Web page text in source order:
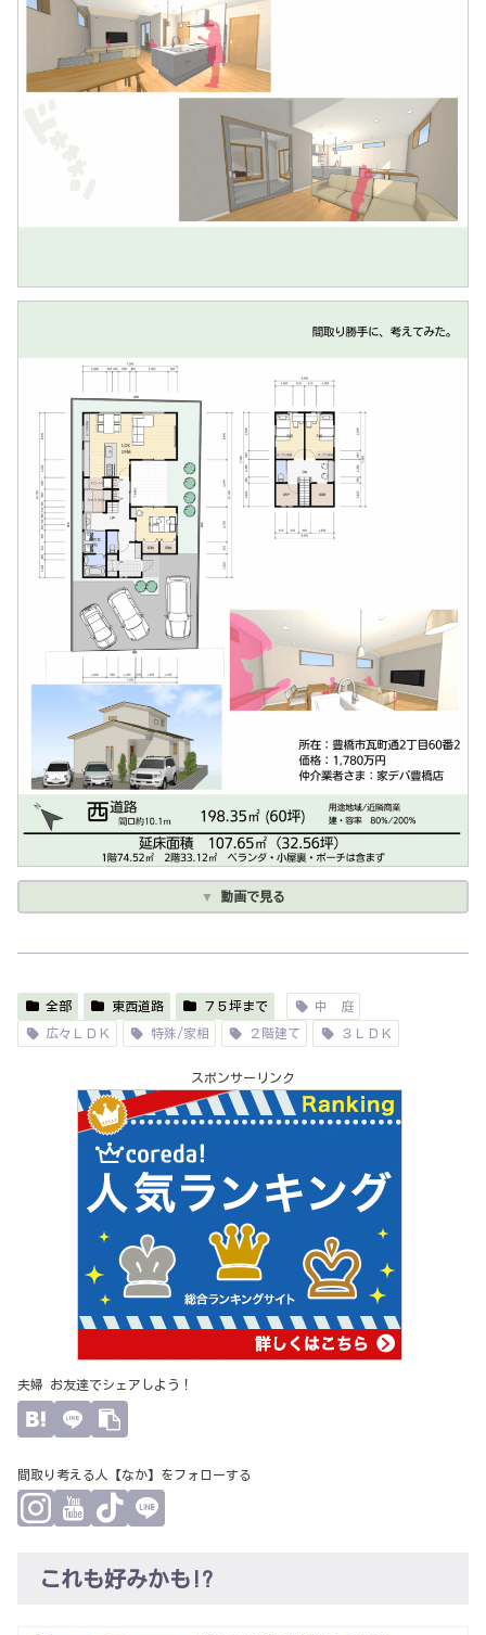
動画で見る
全部 東西道路 ７５坪まで 中 庭
広々ＬＤＫ 特殊/家相 ２階建て ３ＬＤＫ
スポンサーリンク
夫婦 お友達でシェアしよう！
間取り考える人【なか】をフォローする
これも好みかも!?